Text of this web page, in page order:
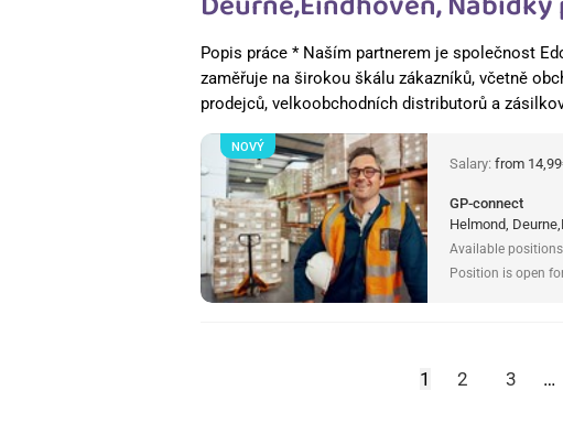
Popis práce * Naším partnerem je společnost
zaměřuje na širokou škálu zákazníků, včetně
prodejců, velkoobchodních distributorů a
Salary: from
GP-connect
Helmond,
Available
Position is open
NOVÝ
1 2 3 …